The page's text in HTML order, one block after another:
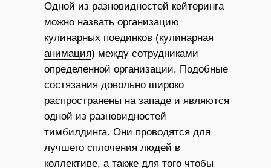
Одной из разновидностей кейтеринга
можно назвать организацию
кулинарных поединков (кулинарная
анимация) между сотрудниками
определенной организации. Подобные
состязания довольно широко
распространены на западе и являются
одной из разновидностей
тимбилдинга. Они проводятся для
лучшего сплочения людей в
коллективе, а также для того чтобы